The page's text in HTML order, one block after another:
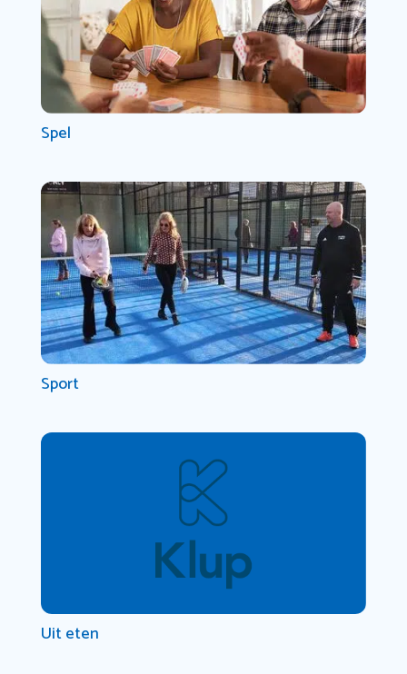
Spel
Sport
Uit eten